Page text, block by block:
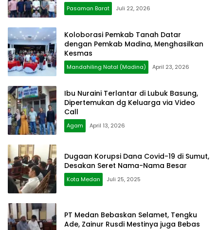
Pasaman Barat Juli 22, 2026
Koloborasi Pemkab Tanah Datar
dengan Pemkab Madina, Menghasilkan
Kesmas
Mandahiling Natal (Madina) April 23, 2026
Ibu Nuraini Terlantar di Lubuk Basung,
Dipertemukan dg Keluarga via Video
Call
Agam April 13, 2026
Dugaan Korupsi Dana Covid-19 di Sumut,
Desakan Seret Nama-Nama Besar
Kota Medan Juli 25, 2025
PT Medan Bebaskan Selamet, Tengku
Ade, Zainur Rusdi Mestinya juga Bebas